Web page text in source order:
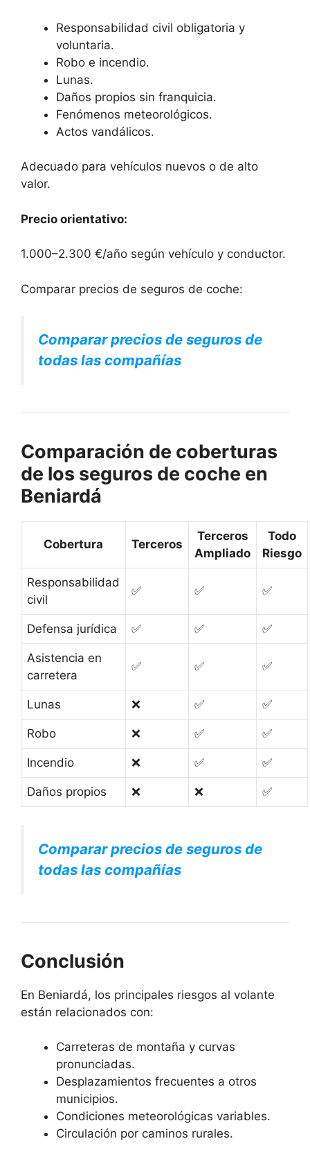
Responsabilidad civil obligatoria y
voluntaria.
Robo e incendio.
Lunas.
Daños propios sin franquicia.
Fenómenos meteorológicos.
Actos vandálicos.
Adecuado para vehículos nuevos o de alto
valor.
Precio orientativo:
1.000–2.300 €/año según vehículo y conductor.
Comparar precios de seguros de coche:
Comparar precios de seguros de
todas las compañías
Comparación de coberturas
de los seguros de coche en
Beniardá
Cobertura Terceros
Terceros
Ampliado
Todo
Riesgo
Responsabilidad
civil
✅ ✅ ✅
Defensa jurídica ✅ ✅ ✅
Asistencia en
carretera
✅ ✅ ✅
Lunas ❌ ✅ ✅
Robo ❌ ✅ ✅
Incendio ❌ ✅ ✅
Daños propios ❌ ❌ ✅
Comparar precios de seguros de
todas las compañías
Conclusión
En Beniardá, los principales riesgos al volante
están relacionados con:
Carreteras de montaña y curvas
pronunciadas.
Desplazamientos frecuentes a otros
municipios.
Condiciones meteorológicas variables.
Circulación por caminos rurales.